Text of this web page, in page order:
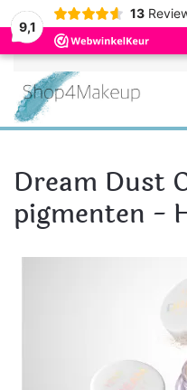
9,1
13
Terug naar hoofdinhoud
Dream Dust
pigmenten -